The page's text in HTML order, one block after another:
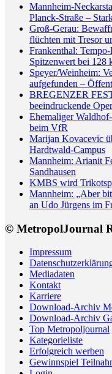
Mannheim-
Planck-Straße –
Groß-Gerau:
flüchten mit Tresor
Frankenthal:
Spitzenwert bei 128
Speyer/Weinheim:
aufgefunden –
BREGENZER
beeindruckende
Ehemaliger
beim VfR
Marijan Kovacevic
Hardtwald-Campus
Mannheim: Arianit
Sandhausen
KMBS wird
Mannheim: „Aber
an Udo Jürgens im
© MetropolJournal
Impressum
Mediadaten
Kontakt
Karriere
Download-Archiv
Download-Archiv
Top Metropoljournal
Kategorieliste
Erfolgreich werben
Gewinnspiel